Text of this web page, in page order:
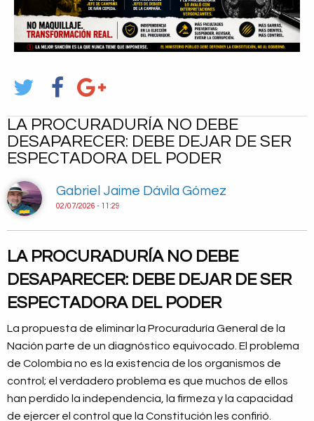
LA PROCURADURÍA NO DEBE
DESAPARECER: DEBE DEJAR DE SER
ESPECTADORA DEL PODER
Gabriel Jaime Dávila Gómez
02/07/2026 - 11:29
LA PROCURADURÍA NO DEBE
DESAPARECER: DEBE DEJAR DE SER
ESPECTADORA DEL PODER
La propuesta de eliminar la Procuraduría General de la
Nación parte de un diagnóstico equivocado. El problema
de Colombia no es la existencia de los organismos de
control; el verdadero problema es que muchos de ellos
han perdido la independencia, la firmeza y la capacidad
de ejercer el control que la Constitución les confirió.